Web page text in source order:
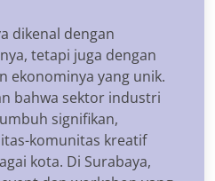
dikenal dengan
tetapi juga dengan
ekonominya yang unik.
bahwa sektor industri
signifikan,
komunitas kreatif
kota. Di Surabaya,